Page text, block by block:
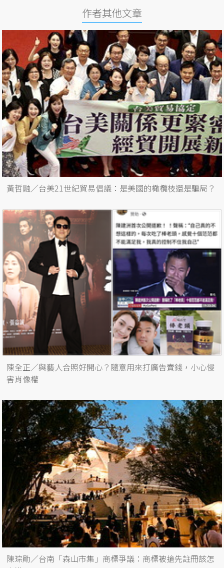
作者其他文章
黃哲融／台美21世紀貿易倡議：是美國的橄欖枝還是騙局？
陳全正／與藝人合照好開心？隨意用來打廣告賣錢，小心侵
害肖像權
陳琮勛／台南「森山市集」商標爭議：商標被搶先註冊該怎